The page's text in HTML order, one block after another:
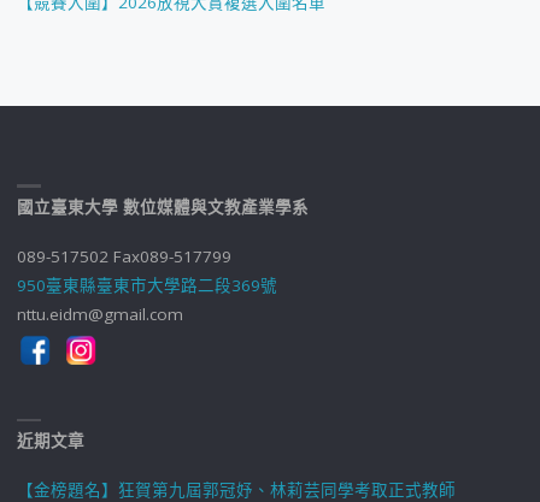
國立臺東大學 數位媒體與文教產業學系
089-517502 Fax089-517799
950臺東縣臺東市大學路二段369號
nttu.eidm@gmail.com
近期文章
【金榜題名】狂賀第九屆郭冠妤、林莉芸同學考取正式教師